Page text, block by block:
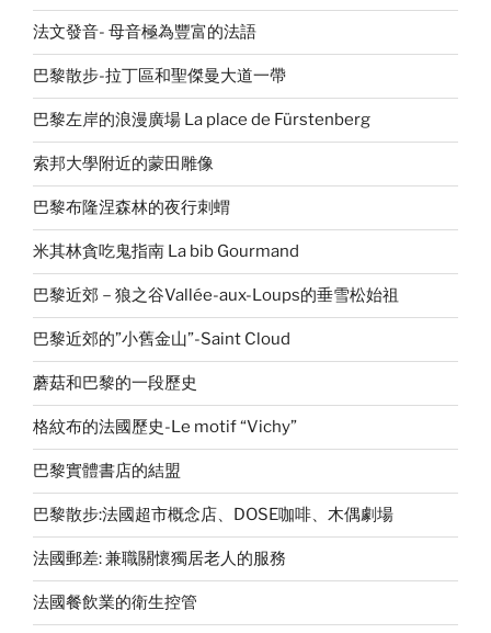
法文發音- 母音極為豐富的法語
巴黎散步-拉丁區和聖傑曼大道一帶
巴黎左岸的浪漫廣場 La place de Fürstenberg
索邦大學附近的蒙田雕像
巴黎布隆涅森林的夜行刺蝟
米其林貪吃鬼指南 La bib Gourmand
巴黎近郊－狼之谷Vallée-aux-Loups的垂雪松始祖
巴黎近郊的”小舊金山”-Saint Cloud
蘑菇和巴黎的一段歷史
格紋布的法國歷史-Le motif “Vichy”
巴黎實體書店的結盟
巴黎散步:法國超市概念店、DOSE咖啡、木偶劇場
法國郵差: 兼職關懷獨居老人的服務
法國餐飲業的衛生控管